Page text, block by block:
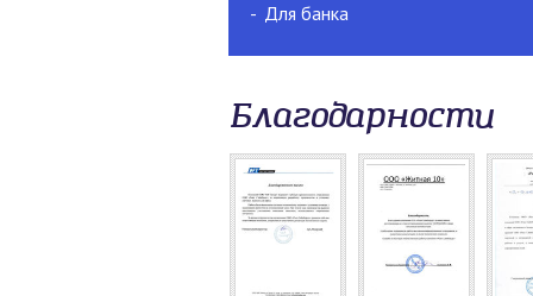
Для банка
Благодарности